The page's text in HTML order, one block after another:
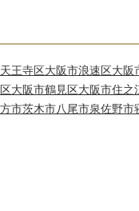
王寺区大阪市浪速区大阪
大阪市鶴見区大阪市住之
市茨木市八尾市泉佐野市